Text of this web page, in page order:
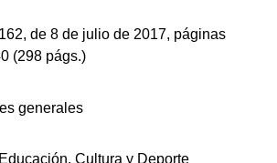
162, de 8 de julio de 2017, páginas
(298 págs.)
generales
Cultura y Deporte